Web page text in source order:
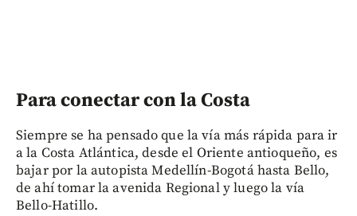
Para conectar con la Costa
Siempre se ha pensado que la vía más rápida para ir
a la Costa Atlántica, desde el Oriente antioqueño, es
bajar por la autopista Medellín-Bogotá hasta Bello,
de ahí tomar la avenida Regional y luego la vía
Bello-Hatillo.